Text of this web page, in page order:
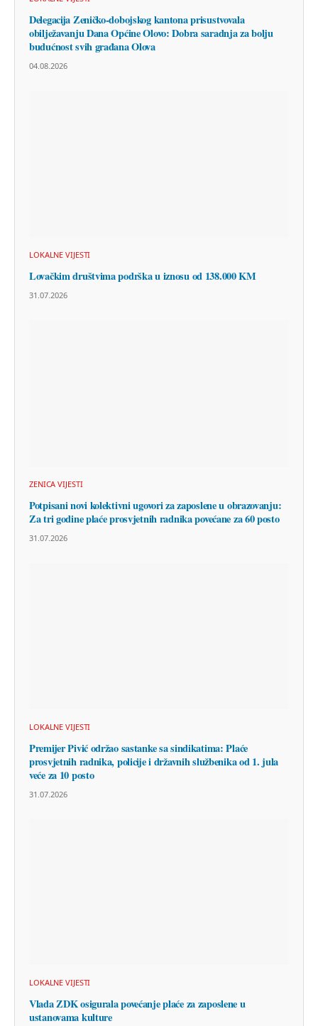
Delegacija Zeničko-dobojskog kantona prisustvovala
obilježavanju Dana Općine Olovo: Dobra saradnja za bolju
budućnost svih građana Olova
04.08.2026
LOKALNE VIJESTI
Lovačkim društvima podrška u iznosu od 138.000 KM
31.07.2026
ZENICA VIJESTI
Potpisani novi kolektivni ugovori za zaposlene u obrazovanju:
Za tri godine plaće prosvjetnih radnika povećane za 60 posto
31.07.2026
LOKALNE VIJESTI
Premijer Pivić održao sastanke sa sindikatima: Plaće
prosvjetnih radnika, policije i državnih službenika od 1. jula
veće za 10 posto
31.07.2026
LOKALNE VIJESTI
Vlada ZDK osigurala povećanje plaće za zaposlene u
ustanovama kulture